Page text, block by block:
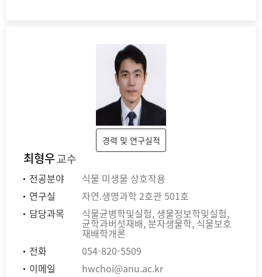
경력 및 연구실적
최형우교수
전공분야
식물 미생물 상호작용
연구실
자연.생명과학 2호관 501호
담당과목
식물균병학및실험, 생물정보학및실험,
균학과버섯재배, 분자생물학, 식물보호
재배학개론
전화
054-820-5509
이메일
hwchoi@anu.ac.kr